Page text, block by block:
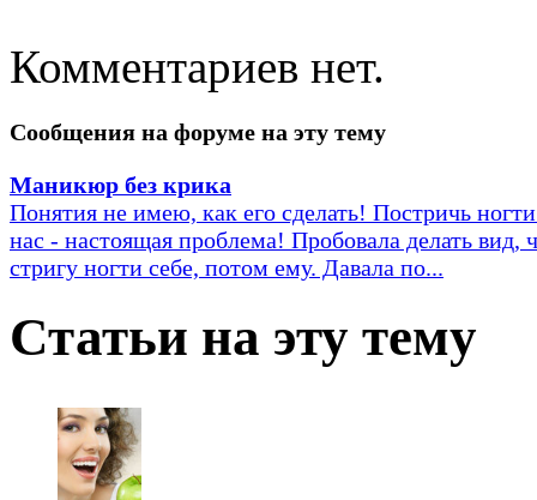
Комментариев нет.
Сообщения на форуме на эту тему
Маникюр без крика
Понятия не имею, как его сделать! Постричь
нас - настоящая проблема! Пробовала делать вид,
стригу ногти себе, потом ему. Давала по...
Статьи на эту тему